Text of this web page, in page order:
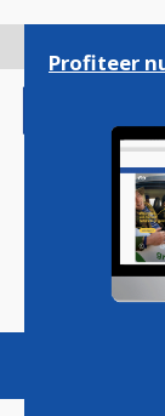
gaan
Magazine
Profiteer